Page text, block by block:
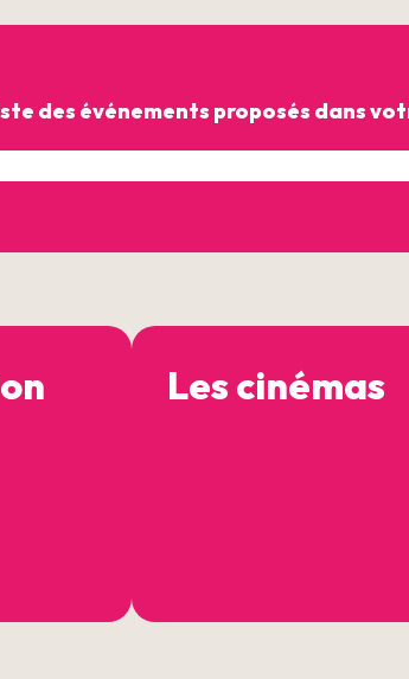
des événements proposés dans
Les cinémas